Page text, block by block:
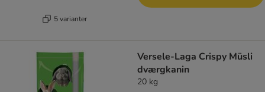
5 varianter
Versele-Laga Crispy Müsli
dværgkanin
20 kg